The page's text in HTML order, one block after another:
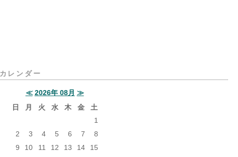
カレンダー
≪ 2026年 08月 ≫
日
月 火 水 木 金
土
1
2
3 4 5 6 7
8
9
10 11 12 13 14
15